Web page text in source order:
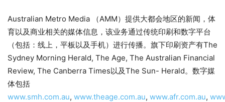
Australian Metro Media （AMM）提供大都会地区的新闻，体
育以及商业相关的媒体信息，该业务通过传统印刷和数字平台
（包括：线上，平板以及手机）进行传播。旗下印刷资产有The
Sydney Morning Herald, The Age, The Australian Financial
Review, The Canberra Times以及The Sun- Herald。数字媒
体包括
www.smh.com.au, www.theage.com.au, www.afr.com.au,